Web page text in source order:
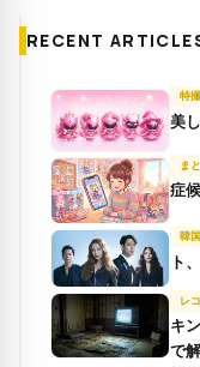
RECENT
特撮
美
ま
症
韓
ト
レ
キ
で